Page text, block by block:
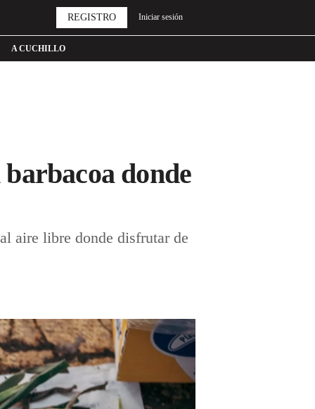
A CUCHILLO
REGISTRO Iniciar sesión
donde
aire libre donde disfrutar de